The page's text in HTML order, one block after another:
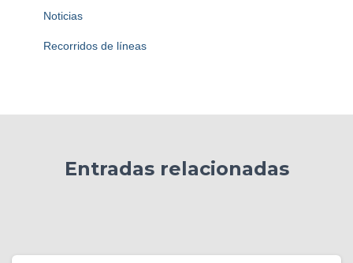
Noticias
Recorridos de líneas
Entradas relacionadas